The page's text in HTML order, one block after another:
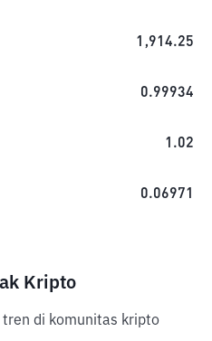
1,914.25
0.99934
1.02
0.06971
Kripto
tren di komunitas kripto